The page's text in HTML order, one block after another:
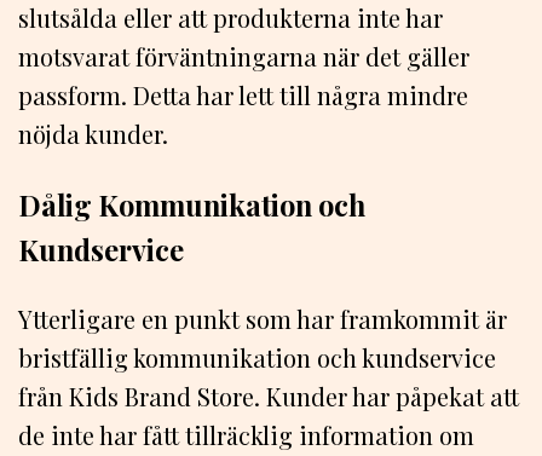
slutsålda eller att produkterna inte har
motsvarat förväntningarna när det gäller
passform. Detta har lett till några mindre
nöjda kunder.
Dålig Kommunikation och
Kundservice
Ytterligare en punkt som har framkommit är
bristfällig kommunikation och kundservice
från Kids Brand Store. Kunder har påpekat att
de inte har fått tillräcklig information om